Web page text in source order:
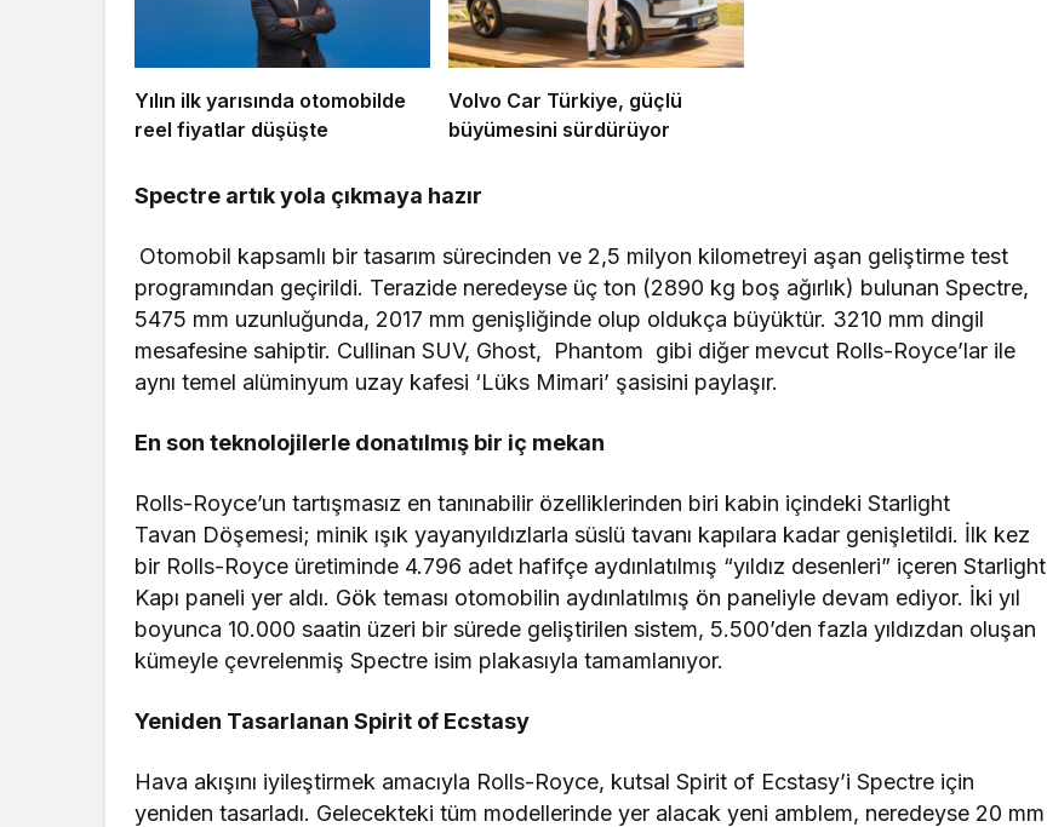
Yılın ilk yarısında otomobilde
reel fiyatlar düşüşte
Volvo Car Türkiye, güçlü
büyümesini sürdürüyor
Spectre artık yola çıkmaya hazır
Otomobil kapsamlı bir tasarım sürecinden ve 2,5 milyon kilometreyi aşan geliştirme test
programından geçirildi. Terazide neredeyse üç ton (2890 kg boş ağırlık) bulunan Spectre,
5475 mm uzunluğunda, 2017 mm genişliğinde olup oldukça büyüktür. 3210 mm dingil
mesafesine sahiptir. Cullinan SUV, Ghost, Phantom gibi diğer mevcut Rolls-Royce’lar ile
aynı temel alüminyum uzay kafesi ‘Lüks Mimari’ şasisini paylaşır.
En son teknolojilerle donatılmış bir iç mekan
Rolls-Royce’un tartışmasız en tanınabilir özelliklerinden biri kabin içindeki Starlight
Tavan Döşemesi; minik ışık yayanyıldızlarla süslü tavanı kapılara kadar genişletildi. İlk kez
bir Rolls-Royce üretiminde 4.796 adet hafifçe aydınlatılmış “yıldız desenleri” içeren Starlight
Kapı paneli yer aldı. Gök teması otomobilin aydınlatılmış ön paneliyle devam ediyor. İki yıl
boyunca 10.000 saatin üzeri bir sürede geliştirilen sistem, 5.500’den fazla yıldızdan oluşan
kümeyle çevrelenmiş Spectre isim plakasıyla tamamlanıyor.
Yeniden Tasarlanan Spirit of Ecstasy
Hava akışını iyileştirmek amacıyla Rolls-Royce, kutsal Spirit of Ecstasy’i Spectre için
yeniden tasarladı. Gelecekteki tüm modellerinde yer alacak yeni amblem, neredeyse 20 mm